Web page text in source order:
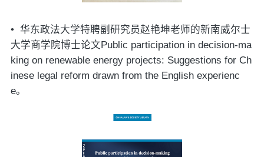
• 华东政法大学特聘副研究员赵艳坤老师的新南威尔士
大学商学院博士论文 Public participation in decision-ma
king on renewable energy projects: Suggestions for Ch
inese legal reform drawn from the English experienc
e。